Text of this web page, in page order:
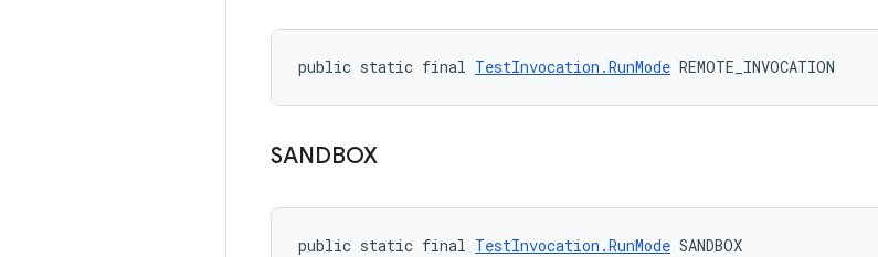
public static final TestInvocation.RunMode REMOTE_INVOCATION
SANDBOX
public static final TestInvocation.RunMode SANDBOX